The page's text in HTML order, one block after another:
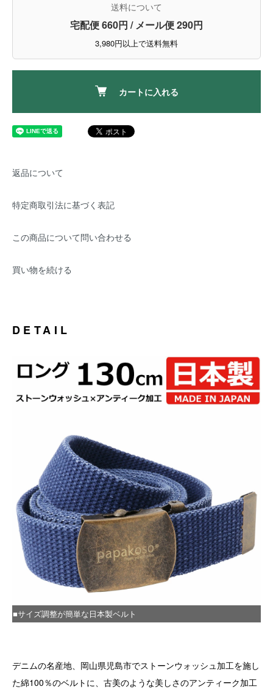
送料について
宅配便 660円 / メール便 290円
3,980円以上で送料無料
カートに入れる
返品について
特定商取引法に基づく表記
この商品について問い合わせる
買い物を続ける
DETAIL
■サイズ調整が簡単な日本製ベルト
デニムの名産地、岡山県児島市でストーンウォッシュ加工を施し
た綿100％のベルトに、古美のような美しさのアンティーク加工